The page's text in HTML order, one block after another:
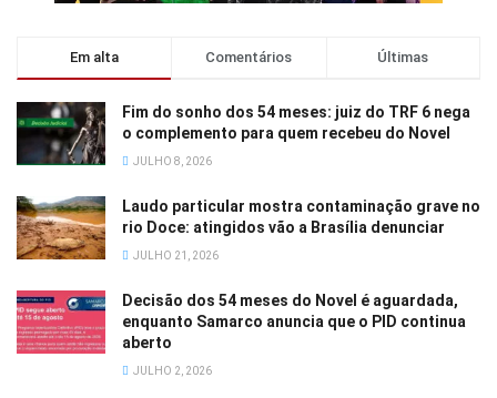
Em alta Comentários Últimas
Fim do sonho dos 54 meses: juiz do TRF 6 nega
o complemento para quem recebeu do Novel
JULHO 8, 2026
Laudo particular mostra contaminação grave no
rio Doce: atingidos vão a Brasília denunciar
JULHO 21, 2026
Decisão dos 54 meses do Novel é aguardada,
enquanto Samarco anuncia que o PID continua
aberto
JULHO 2, 2026